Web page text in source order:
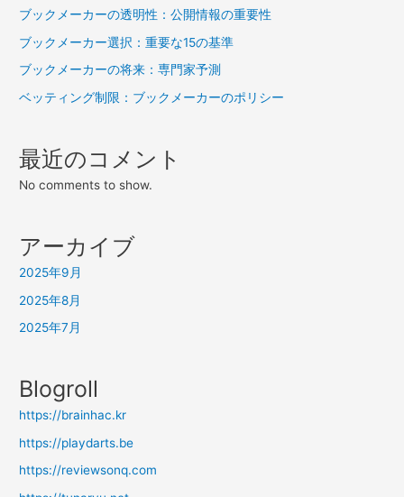
ョ
ン
ブックメーカーの透明性：公開情報の重要性
ブックメーカー選択：重要な15の基準
ブックメーカーの将来：専門家予測
ベッティング制限：ブックメーカーのポリシー
最近のコメント
No comments to show.
アーカイブ
2025年9月
2025年8月
2025年7月
Blogroll
https://brainhac.kr
https://playdarts.be
https://reviewsonq.com